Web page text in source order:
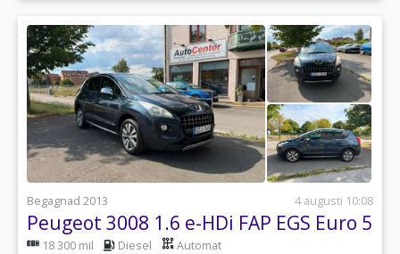
Begagnad 2013 4 augusti 10:08
Peugeot 3008 1.6 e-HDi FAP EGS Euro 5
18 300 mil Diesel Automat